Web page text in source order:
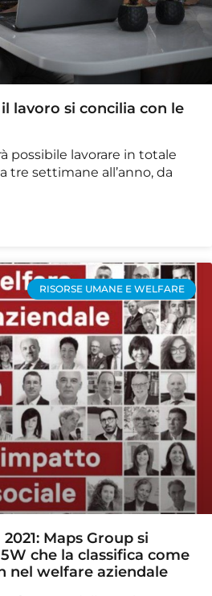
lavoro si concilia con le
possibile lavorare in totale
tre settimane all’anno, da
RISORSE UMANE E WELFARE
Maps Group si
che la classifica come
nel welfare aziendale